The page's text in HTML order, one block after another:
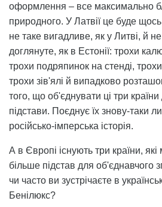
оформлення – все максимально
природного. У Латвії це буде
не таке вигадливе, як у Литві, й
доглянуте, як в Естонії: трохи
трохи подряпинок на стенді,
трохи зів'ялі й випадково
того, що об'єднувати ці три
підстави. Поєднує їх знову-таки
російсько-імперська історія.
А в Європі існують три країни,
більше підстав для об'єднавчого
чи часто ви зустрічаєте в
Бенілюкс?